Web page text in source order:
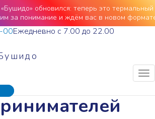
обновился: теперь это термальный
за понимание и ждём вас в новом
00Ежедневно с 7.00 до 22.00
00
и афиша>Новости>
самозанятых и
к
и